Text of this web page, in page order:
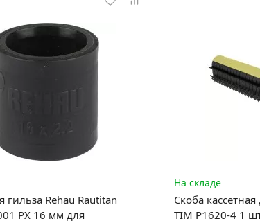
гильза Rehau Rautitan
PX 16 мм для
На складе
Скоба
TIM P1620-4 1